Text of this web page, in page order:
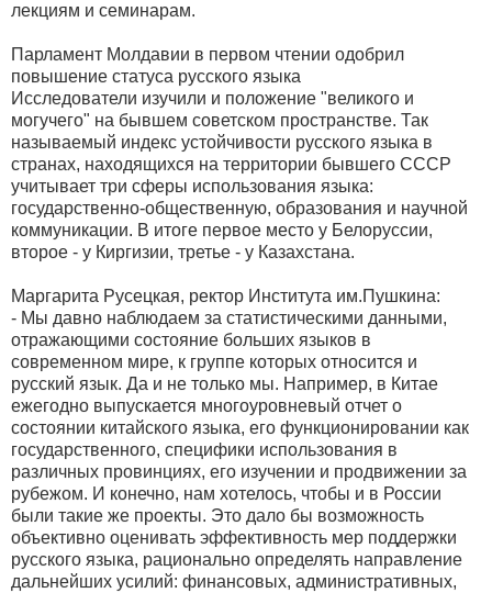
лекциям и семинарам.
Парламент Молдавии в первом чтении одобрил
повышение статуса русского языка
Исследователи изучили и положение "великого и
могучего" на бывшем советском пространстве. Так
называемый индекс устойчивости русского языка в
странах, находящихся на территории бывшего СССР
учитывает три сферы использования языка:
государственно-общественную, образования и научной
коммуникации. В итоге первое место у Белоруссии,
второе - у Киргизии, третье - у Казахстана.
Маргарита Русецкая, ректор Института им.Пушкина:
- Мы давно наблюдаем за статистическими данными,
отражающими состояние больших языков в
современном мире, к группе которых относится и
русский язык. Да и не только мы. Например, в Китае
ежегодно выпускается многоуровневый отчет о
состоянии китайского языка, его функционировании как
государственного, специфики использования в
различных провинциях, его изучении и продвижении за
рубежом. И конечно, нам хотелось, чтобы и в России
были такие же проекты. Это дало бы возможность
объективно оценивать эффективность мер поддержки
русского языка, рационально определять направление
дальнейших усилий: финансовых, административных,